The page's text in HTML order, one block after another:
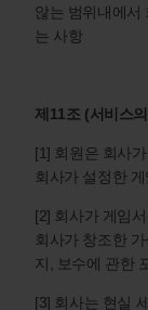
않는 범위내에서
는 사항
제11조 (서비스
[1] 회원은 회사
회사가 설정한
[2] 회사가 게임
회사가 창조한
지, 보수에 관한
[3] 회사는 현실